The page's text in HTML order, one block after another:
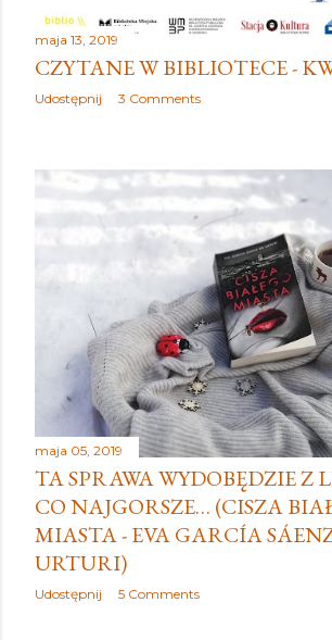
maja 13, 2019
CZYTANE W BIBLIOTECE -
Udostępnij 3 Comments
maja 05, 2019
TA SPRAWA WYDOBĘDZIE Z
CO NAJGORSZE… (CISZA
MIASTA - EVA GARCÍA
URTURI)
Udostępnij 5 Comments